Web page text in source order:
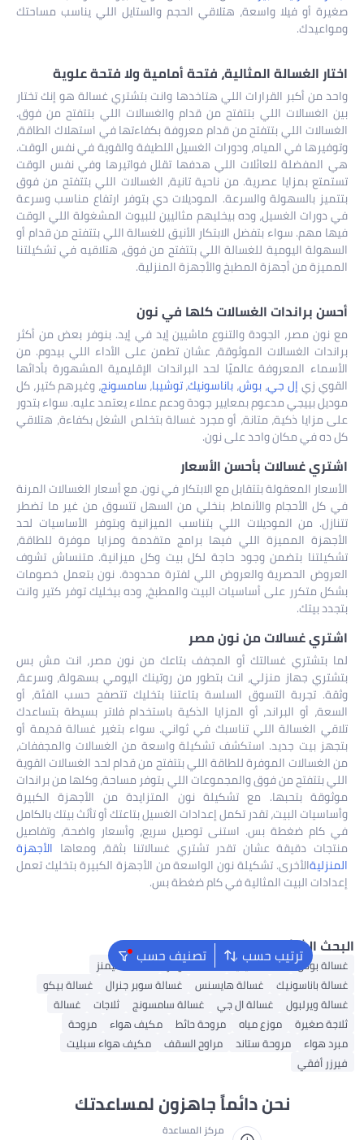
أو فيلا واسعة، هتلاقي الحجم والستايل اللي يناسب مساحتك
الغسالة المثالية، فتحة أمامية ولا فتحة علوية
أكبر القرارات اللي هتاخدها وانت بتشتري غسالة هو إنك تختار
اللي بتتفتح من قدام والغسالات اللي بتتفتح من فوق.
اللي بتتفتح من قدام معروفة بكفاءتها في استهلاك الطاقة،
في المياه، ودورات الغسيل اللطيفة والقوية في نفس الوقت.
للعائلات اللي هدفها تقلل فواتيرها وفي نفس الوقت
بمزايا عصرية. من ناحية تانية، الغسالات اللي بتتفتح من فوق
بالسهولة والسرعة. الموديلات دي بتوفر ارتفاع مناسب وسرعة
الغسيل، وده بيخليهم مثاليين للبيوت المشغولة اللي الوقت
سواء بتفضل الابتكار الأنيق للغسالة اللي بتتفتح من قدام أو
اليومية للغسالة اللي بتتفتح من فوق، هتلاقيه في تشكيلتنا
من أجهزة المطبخ والأجهزة المنزلية.
براندات الغسالات كلها في نون
مصر، الجودة والتنوع ماشيين إيد في إيد. بنوفر بعض من أكثر
الغسالات الموثوقة، عشان تطمن على الأداء اللي بيدوم. من
المعروفة عالميًا لحد البراندات الإقليمية المشهورة بأدائها
زيإل جي،بوش،باناسونيك،توشيبا،سامسونج، وغيرهم كتير، كل
بييجي مدعوم بمعايير جودة ودعم عملاء يعتمد عليه. سواء بتدور
ذكية، متانة، أو مجرد غسالة بتخلص الشغل بكفاءة، هتلاقي
في مكان واحد على نون.
غسالات بأحسن الأسعار
المعقولة بتتقابل مع الابتكار في نون. مع أسعار الغسالات المرنة
الأحجام والأنماط، بنخلي من السهل تتسوق من غير ما تضطر
من الموديلات اللي بتناسب الميزانية وبتوفر الأساسيات لحد
المميزة اللي فيها برامج متقدمة ومزايا موفرة للطاقة،
بتضمن وجود حاجة لكل بيت وكل ميزانية. متنساش تشوف
الحصرية والعروض اللي لفترة محدودة. نون بتعمل خصومات
على أساسيات البيت والمطبخ، وده بيخليك توفر كتير وانت
غسالات من نون مصر
غسالتك أو المجفف بتاعك من نون مصر، انت مش بس
جهاز منزلي، انت بتطور من روتينك اليومي بسهولة، وسرعة،
تجربة التسوق السلسة بتاعتنا بتخليك تتصفح حسب الفئة، أو
أو البراند، أو المزايا الذكية باستخدام فلاتر بسيطة بتساعدك
الغسالة اللي تناسبك في ثواني. سواء بتغير غسالة قديمة أو
بيت جديد. استكشف تشكيلة واسعة من الغسالات والمجففات،
الموفرة للطاقة اللي بتتفتح من قدام لحد الغسالات القوية
من فوق والمجموعات اللي بتوفر مساحة، وكلها من براندات
بتحبها. مع تشكيلة نون المتزايدة من الأجهزة الكبيرة
البيت، تقدر تكمل إعدادات الغسيل بتاعتك أو تأثث بيتك بالكامل
ضغطة بس. استنى توصيل سريع، وأسعار واضحة، وتفاصيل
دقيقة عشان تقدر تشتري غسالاتنا بثقة، ومعاهاالأجهزة
الأخرى. تشكيلة نون الواسعة من الأجهزة الكبيرة بتخليك تعمل
البيت المثالية في كام ضغطة بس.
ترتيب حسب تصنيف حسب بوش غسالة ميديا غسالة هوفر
غسالة سيمنز
غسالة هايسنس غسالة سوبر جنرال
غسالة بيكو
غسالة ال جي غسالة سامسونج ثلاجات
غسالة
موزع مياه مروحة حائط مكيف هواء
مروحة
مروحة ستاند مراوح السقف
مكيف هواء سبليت
أفقي
نحن دائماً جاهزون لمساعدتك
مركز المساعدة